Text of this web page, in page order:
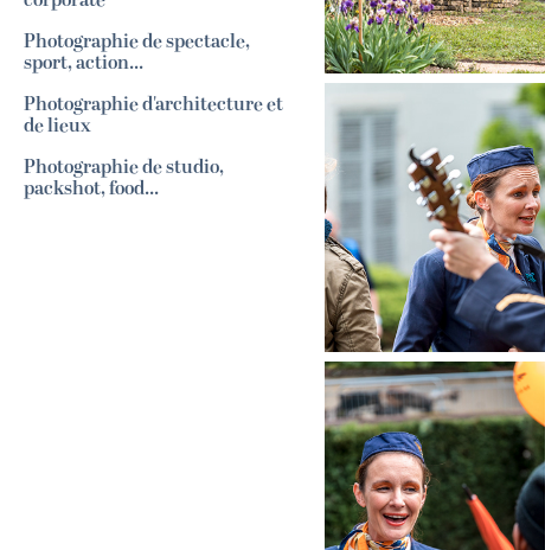
Photographie de spectacle,
sport, action...
Photographie d'architecture et
de lieux
Photographie de studio,
packshot, food...